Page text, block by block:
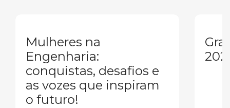
Mulheres na
Engenharia:
conquistas, desafios e
as vozes que inspiram
o futuro!